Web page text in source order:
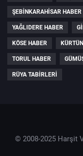
ŞEBINKARAHISAR HABER
YAĞLIDERE HABER
KÖSE HABER
TORUL HABER
RÜYA TABIRLERI
© 2008-2025 Harşit